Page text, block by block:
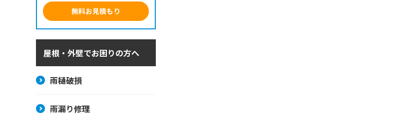
無料お見積もり
屋根・外壁でお困りの方へ
雨樋破損
雨漏り修理